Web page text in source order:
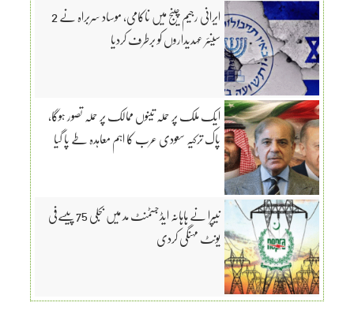
ایرانی رجیم چینج میں ناکامی، موساد سربراہ نے 2
سینئر عہدیداروں کو برطرف کردیا
ایک ملک پر حملہ تینوں ممالک پر حملہ تصور ہوگا،
پاک ترکیہ سعودی عرب کا اہم معاہدہ طے پا گیا
نیپرا نے ہاہانہ ایڈجسٹمنٹ مد میں بجلی 75 پیسےفی
یونٹ مہنگی کردی